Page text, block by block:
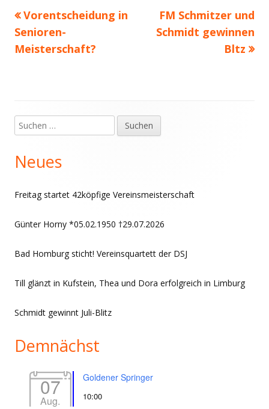
Beitragsnavigation
Vorheriger
Beitrag:
Vorentscheidung in
Senioren-
Meisterschaft?
Nächster
Beitrag
FM Schmitzer und
Schmidt gewinnen
Bltz
Haupt-
Seitenleiste
Suchen
nach:
Neues
Freitag startet 42köpfige Vereinsmeisterschaft
Günter Horny *05.02.1950 †29.07.2026
Bad Homburg sticht! Vereinsquartett der DSJ
Till glänzt in Kufstein, Thea und Dora erfolgreich in Limburg
Schmidt gewinnt Juli-Blitz
Demnächst
07
Aug.
Goldener Springer
10:00